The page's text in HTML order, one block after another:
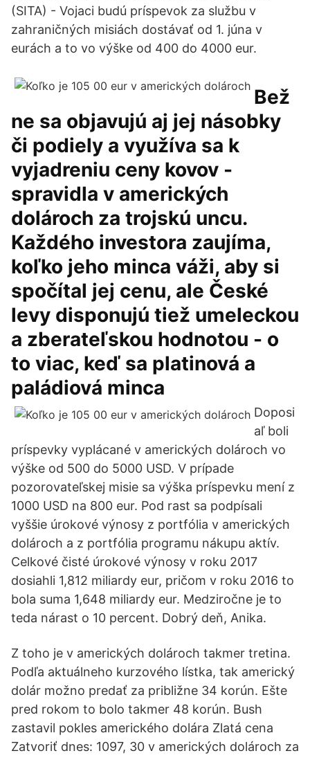
(SITA) - Vojaci budú príspevok za službu v
zahraničných misiách dostávať od 1. júna v
eurách a to vo výške od 400 do 4000 eur.
Bež
ne sa objavujú aj jej násobky
či podiely a využíva sa k
vyjadreniu ceny kovov -
spravidla v amerických
dolároch za trojskú uncu.
Každého investora zaujíma,
koľko jeho minca váži, aby si
spočítal jej cenu, ale České
levy disponujú tiež umeleckou
a zberateľskou hodnotou - o
to viac, keď sa platinová a
paládiová minca
Doposi
aľ boli
príspevky vyplácané v amerických dolároch vo
výške od 500 do 5000 USD. V prípade
pozorovateľskej misie sa výška príspevku mení z
1000 USD na 800 eur. Pod rast sa podpísali
vyššie úrokové výnosy z portfólia v amerických
dolároch a z portfólia programu nákupu aktív.
Celkové čisté úrokové výnosy v roku 2017
dosiahli 1,812 miliardy eur, pričom v roku 2016 to
bola suma 1,648 miliardy eur. Medziročne je to
teda nárast o 10 percent. Dobrý deň, Anika.
Z toho je v amerických dolároch takmer tretina.
Podľa aktuálneho kurzového lístka, tak americký
dolár možno predať za približne 34 korún. Ešte
pred rokom to bolo takmer 48 korún. Bush
zastavil pokles amerického dolára Zlatá cena
Zatvoriť dnes: 1097, 30 v amerických dolároch za